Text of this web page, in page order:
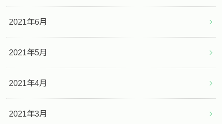
2021年6月
2021年5月
2021年4月
2021年3月